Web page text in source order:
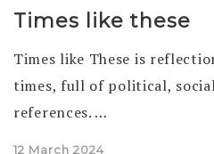
Times like these
Times like These is
times, full of political,
references. …
Posted
12 March 2024